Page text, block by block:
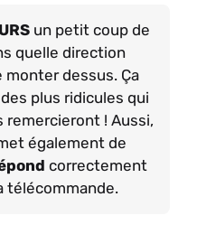
un petit coup de
quelle direction
monter dessus. Ça
plus ridicules qui
! Aussi,
également de
correctement
télécommande.